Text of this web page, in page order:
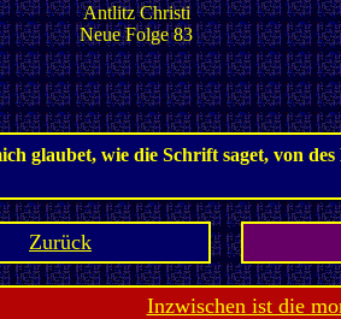
Antlitz Christi
Neue Folge 83
glaubet, wie die Schrift saget, von
Zurück
Inzwischen ist die